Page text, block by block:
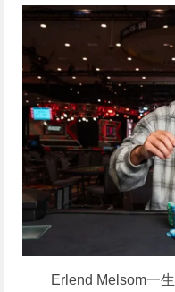
Erlend Melsom一